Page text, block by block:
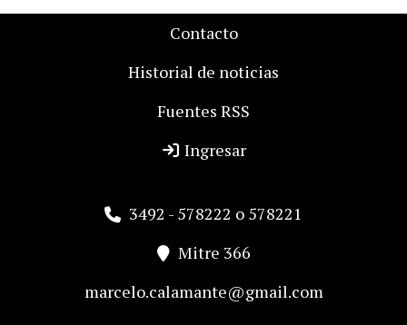
Contacto
Historial de noticias
Fuentes RSS
Ingresar
3492 - 578222 o 578221
Mitre 366
marcelo.calamante@gmail.com